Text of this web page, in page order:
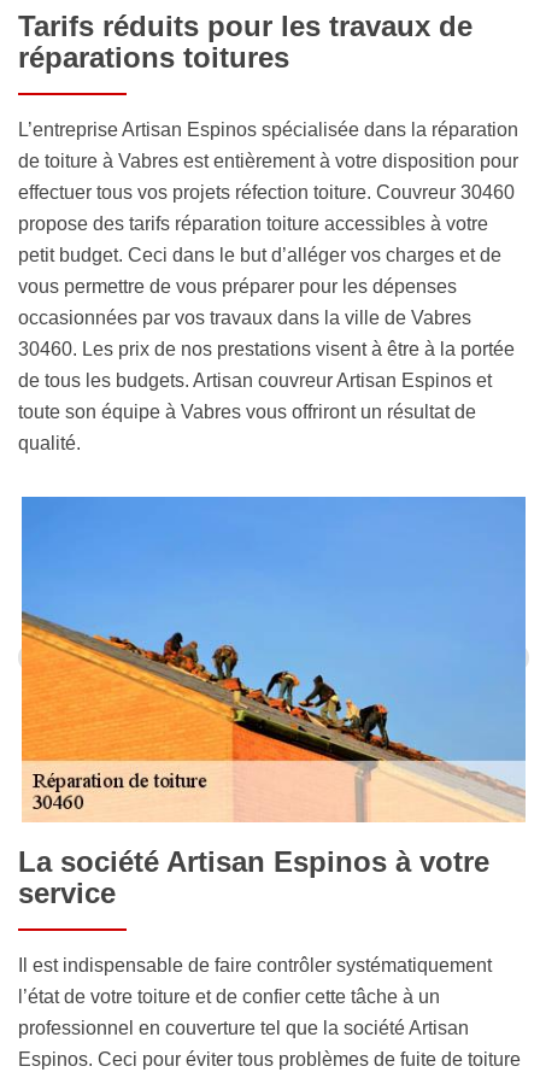
Tarifs réduits pour les travaux de
réparations toitures
L’entreprise Artisan Espinos spécialisée dans la réparation
de toiture à Vabres est entièrement à votre disposition pour
effectuer tous vos projets réfection toiture. Couvreur 30460
propose des tarifs réparation toiture accessibles à votre
petit budget. Ceci dans le but d’alléger vos charges et de
vous permettre de vous préparer pour les dépenses
occasionnées par vos travaux dans la ville de Vabres
30460. Les prix de nos prestations visent à être à la portée
de tous les budgets. Artisan couvreur Artisan Espinos et
toute son équipe à Vabres vous offriront un résultat de
qualité.
La société Artisan Espinos à votre
service
Il est indispensable de faire contrôler systématiquement
l’état de votre toiture et de confier cette tâche à un
professionnel en couverture tel que la société Artisan
Espinos. Ceci pour éviter tous problèmes de fuite de toiture